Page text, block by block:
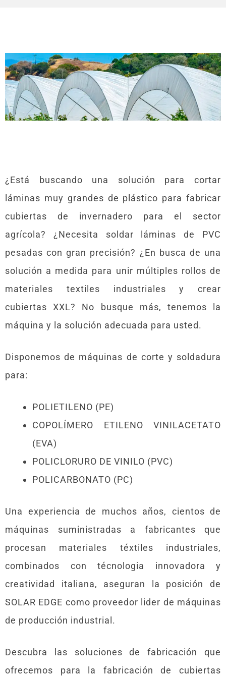
¿Está buscando una solución para cortar
láminas muy grandes de plástico para fabricar
cubiertas de invernadero para el sector
agrícola? ¿Necesita soldar láminas de PVC
pesadas con gran precisión? ¿En busca de una
solución a medida para unir múltiples rollos de
materiales textiles industriales y crear
cubiertas XXL? No busque más, tenemos la
máquina y la solución adecuada para usted.
Disponemos de máquinas de corte y soldadura
para:
POLIETILENO (PE)
COPOLÍMERO ETILENO VINILACETATO
(EVA)
POLICLORURO DE VINILO (PVC)
POLICARBONATO (PC)
Una experiencia de muchos años, cientos de
máquinas suministradas a fabricantes que
procesan materiales téxtiles industriales,
combinados con técnologia innovadora y
creatividad italiana, aseguran la posición de
SOLAR EDGE como proveedor lider de máquinas
de producción industrial.
Descubra las soluciones de fabricación que
ofrecemos para la fabricación de cubiertas